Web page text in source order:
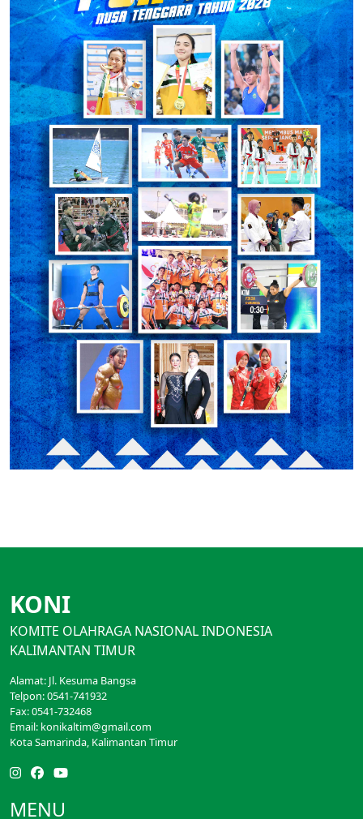
KONI
KOMITE OLAHRAGA NASIONAL INDONESIA
KALIMANTAN TIMUR
Alamat: Jl. Kesuma Bangsa
Telpon: 0541-741932
Fax: 0541-732468
Email: konikaltim@gmail.com
Kota Samarinda, Kalimantan Timur
MENU